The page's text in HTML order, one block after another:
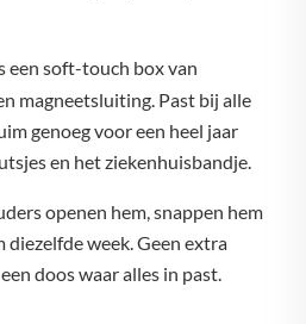
een soft-touch box van
magneetsluiting. Past bij alle
genoeg voor een heel jaar
en het ziekenhuisbandje.
openen hem, snappen hem
diezelfde week. Geen extra
doos waar alles in past.